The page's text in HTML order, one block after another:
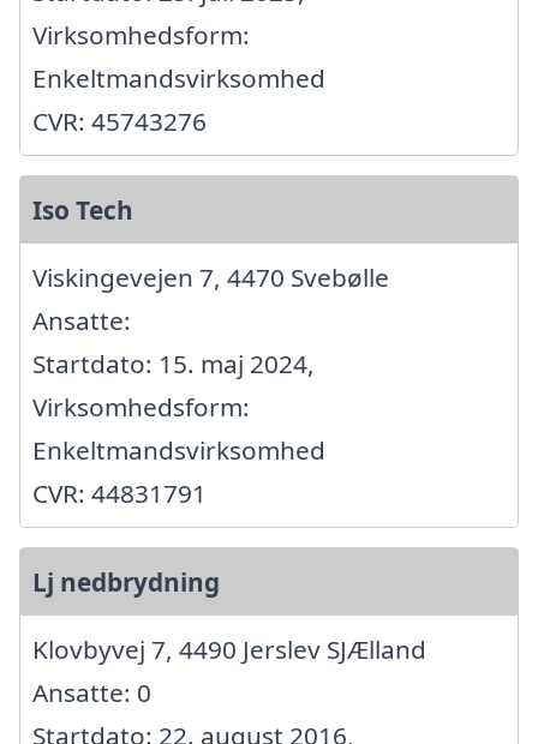
Virksomhedsform:
Enkeltmandsvirksomhed
CVR: 45743276
Iso Tech
Viskingevejen 7, 4470 Svebølle
Ansatte:
Startdato: 15. maj 2024,
Virksomhedsform:
Enkeltmandsvirksomhed
CVR: 44831791
Lj nedbrydning
Klovbyvej 7, 4490 Jerslev SJÆlland
Ansatte: 0
Startdato: 22. august 2016,